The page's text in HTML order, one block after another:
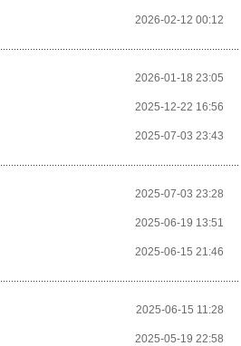
2026-02-12 00:12
2026-01-18 23:05
2025-12-22 16:56
2025-07-03 23:43
2025-07-03 23:28
2025-06-19 13:51
2025-06-15 21:46
2025-06-15 11:28
2025-05-19 22:58